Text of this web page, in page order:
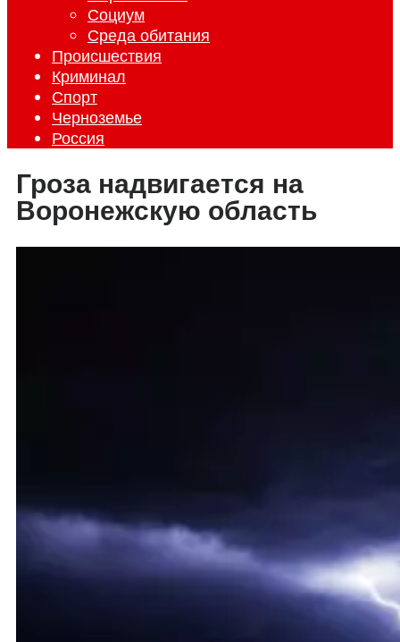
Социум
Среда обитания
Происшествия
Криминал
Спорт
Черноземье
Россия
Гроза надвигается на
Воронежскую область